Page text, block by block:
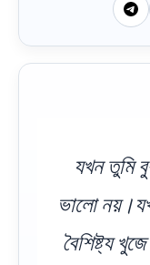
যখন তুমি
ভালো
বৈশিষ্ট্য